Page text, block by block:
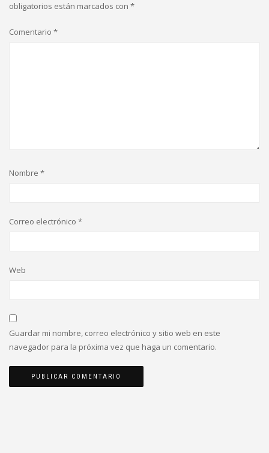
obligatorios están marcados con *
Comentario *
Nombre *
Correo electrónico *
Web
Guardar mi nombre, correo electrónico y sitio web en este
navegador para la próxima vez que haga un comentario.